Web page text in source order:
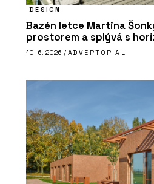
DESIGN
Bazén letce Martina
prostorem a splývá s
10. 6. 2026 / ADVERTORIAL